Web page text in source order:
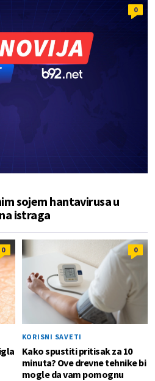
0
sojem hantavirusa u
istraga
0 0
KORISNI SAVETI
Kako spustiti pritisak za 10
minuta? Ove drevne tehnike bi
mogle da vam pomognu